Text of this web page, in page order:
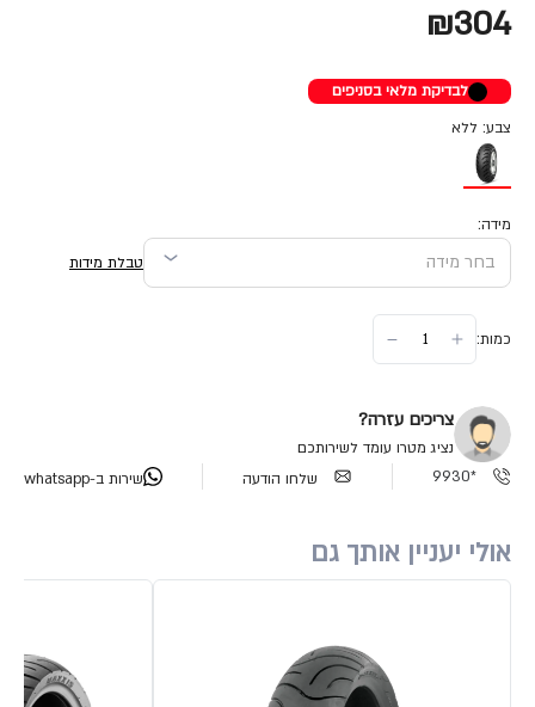
₪304
לבדיקת מלאי בסניפים
צבע: ללא
מידה:
טבלת מידות
כמות:
צריכים עזרה?
נציג מטרו עומד לשירותכם
*9930
שלחו הודעה שירות ב-whatsapp
אולי יעניין אותך גם